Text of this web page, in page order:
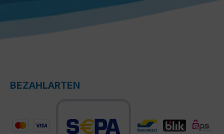
BEZAHLARTEN